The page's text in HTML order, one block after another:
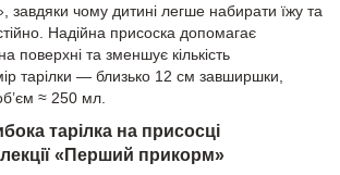
завдяки чому дитині легше набирати їжу та
Надійна присоска допомагає
поверхні та зменшує кількість
тарілки — близько 12 см завширшки,
≈ 250 мл.
тарілка на присосці
«Перший прикорм»